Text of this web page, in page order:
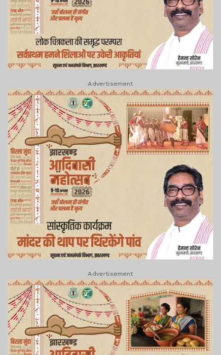
Advertisement
Advertisement